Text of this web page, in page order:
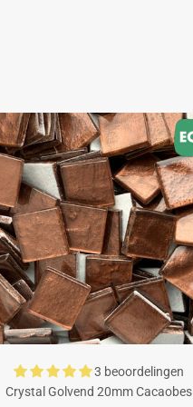
3 beoordelingen
Crystal Golvend 20mm Cacaobes